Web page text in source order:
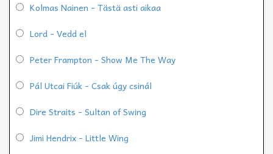
Kolmas Nainen - Tästä asti aikaa
Lord - Vedd el
Peter Frampton - Show Me The Way
Pál Utcai Fiúk - Csak úgy csinál
Dire Straits - Sultan of Swing
Jimi Hendrix - Little Wing